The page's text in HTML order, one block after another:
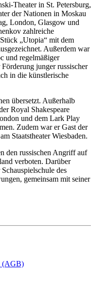
Theater in St. Petersburg,
der Nationen in Moskau
London, Glasgow und
zahlreiche
„Utopia“ mit dem
Außerdem war
und regelmäßiger
junger russischer
in die künstlerische
übersetzt. Außerhalb
Royal Shakespeare
und dem Lark Play
Zudem war er Gast der
Staatstheater Wiesbaden.
den russischen Angriff auf
verboten. Darüber
des
gemeinsam mit seiner
(AGB)